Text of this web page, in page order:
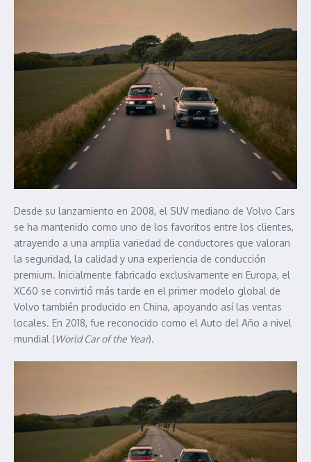
Desde su lanzamiento en 2008, el SUV mediano de Volvo Cars
se ha mantenido como uno de los favoritos entre los clientes,
atrayendo a una amplia variedad de conductores que valoran
la seguridad, la calidad y una experiencia de conducción
premium. Inicialmente fabricado exclusivamente en Europa, el
XC60 se convirtió más tarde en el primer modelo global de
Volvo también producido en China, apoyando así las ventas
locales. En 2018, fue reconocido como el Auto del Año a nivel
mundial (World Car of the Year).